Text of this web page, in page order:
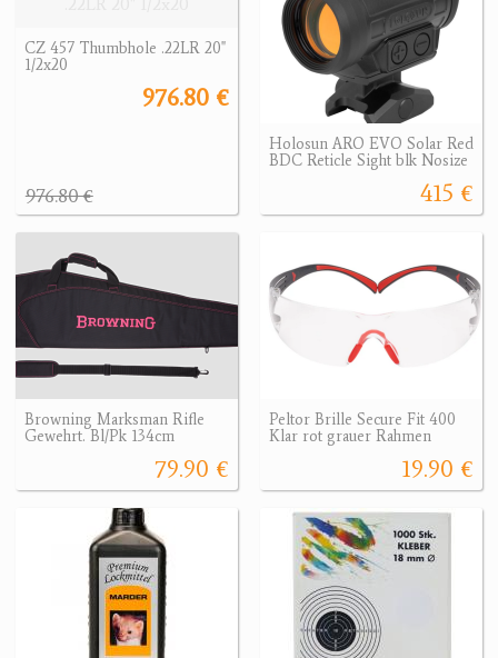
CZ 457 Thumbhole .22LR 20"
1/2x20
976.80 €
976.80 €
Holosun ARO EVO Solar Red
BDC Reticle Sight blk Nosize
415 €
Browning Marksman Rifle
Gewehrt. Bl/Pk 134cm
79.90 €
Peltor Brille Secure Fit 400
Klar rot grauer Rahmen
19.90 €